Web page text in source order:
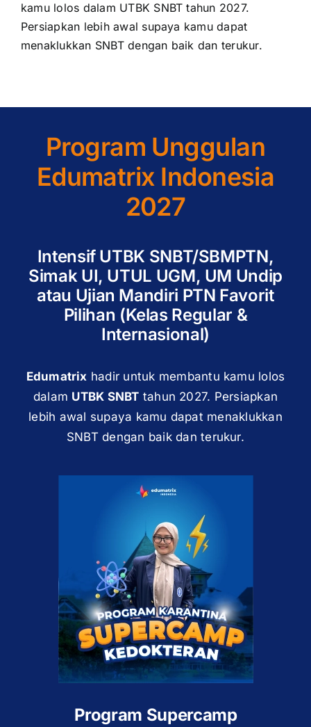
kamu lolos dalam UTBK SNBT tahun 2027.
Persiapkan lebih awal supaya kamu dapat
menaklukkan SNBT dengan baik dan terukur.
Program Unggulan
Edumatrix Indonesia
2027
Intensif UTBK SNBT/SBMPTN,
Simak UI, UTUL UGM, UM Undip
atau Ujian Mandiri PTN Favorit
Pilihan (Kelas Regular &
Internasional)
Edumatrix hadir untuk membantu kamu lolos
dalam UTBK SNBT tahun 2027. Persiapkan
lebih awal supaya kamu dapat menaklukkan
SNBT dengan baik dan terukur.
Program Supercamp